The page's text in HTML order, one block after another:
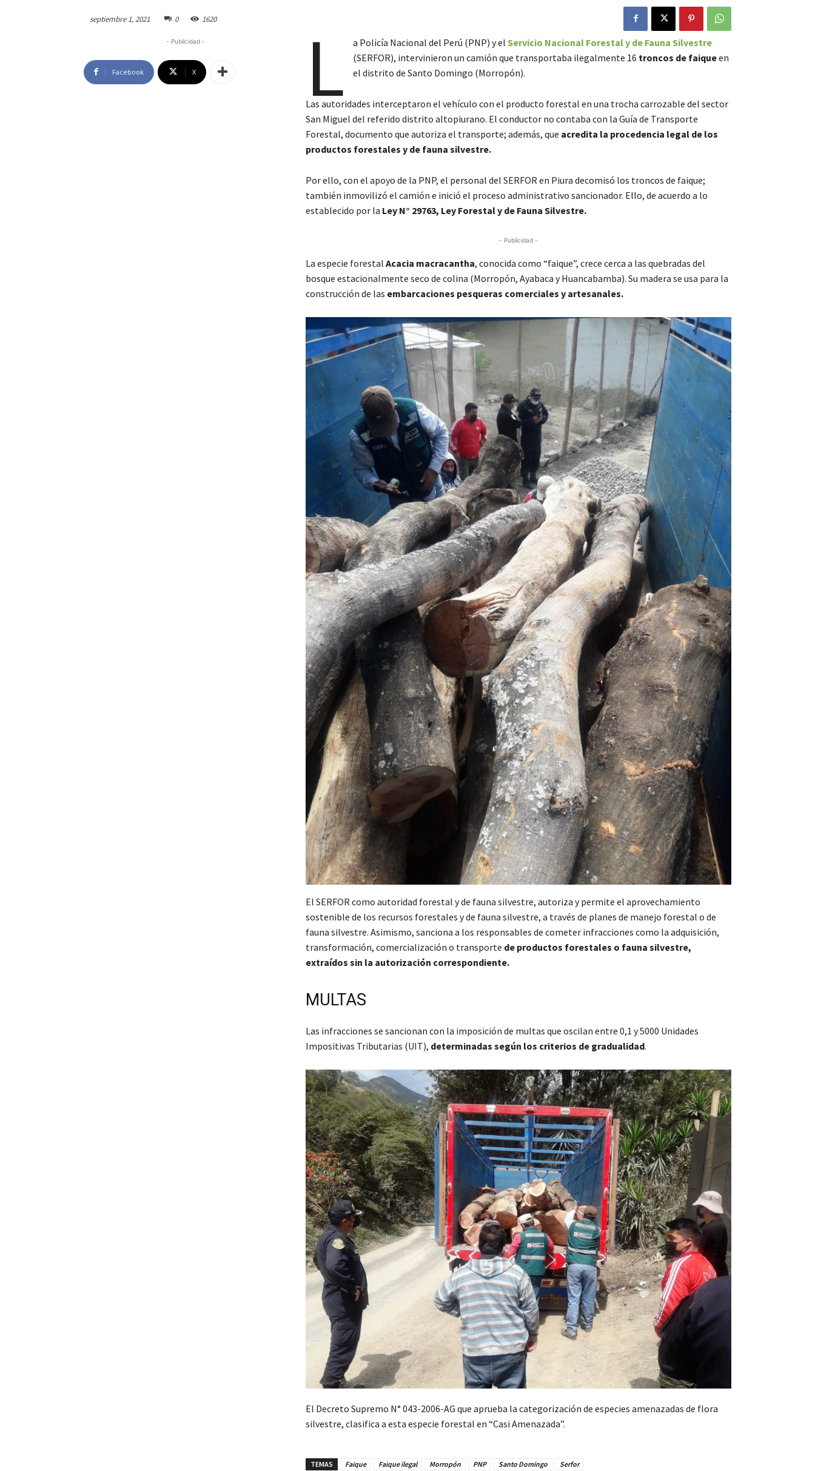
septiembre 1, 2021 0 1620
- Publicidad -
Facebook X L a Policía Nacional del Perú (PNP) y elServicio Nacional Forestal y de Fauna Silvestre
(SERFOR), intervinieron un camión que transportaba ilegalmente 16 troncos de faiqueen
el distrito de Santo Domingo (Morropón).
Las autoridades interceptaron el vehículo con el producto forestal en una trocha carrozable del sector
San Miguel del referido distrito altopiurano. El conductor no contaba con la Guía de Transporte
Forestal, documento que autoriza el transporte; además, que acredita la procedencia legal de los
productos forestales y de fauna silvestre.
Por ello, con el apoyo de la PNP, el personal del SERFOR en Piura decomisó los troncos de faique;
también inmovilizó el camión e inició el proceso administrativo sancionador. Ello, de acuerdo a lo
establecido por la Ley N° 29763, Ley Forestal y de Fauna Silvestre.
- Publicidad -
La especie forestal Acacia macracantha, conocida como “faique”, crece cerca a las quebradas del
bosque estacionalmente seco de colina (Morropón, Ayabaca y Huancabamba). Su madera se usa para la
construcción de las embarcaciones pesqueras comerciales y artesanales.
El SERFOR como autoridad forestal y de fauna silvestre, autoriza y permite el aprovechamiento
sostenible de los recursos forestales y de fauna silvestre, a través de planes de manejo forestal o de
fauna silvestre. Asimismo, sanciona a los responsables de cometer infracciones como la adquisición,
transformación, comercialización o transporte de productos forestales o fauna silvestre,
extraídos sin la autorización correspondiente.
MULTAS
Las infracciones se sancionan con la imposición de multas que oscilan entre 0,1 y 5000 Unidades
Impositivas Tributarias (UIT), determinadas según los criterios de gradualidad.
El Decreto Supremo N° 043-2006-AG que aprueba la categorización de especies amenazadas de flora
silvestre, clasifica a esta especie forestal en “Casi Amenazada”.
TEMAS Faique Faique ilegal Morropón PNP Santo Domingo Serfor